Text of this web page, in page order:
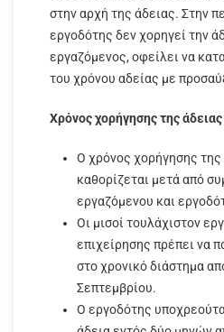
στην αρχή της άδειας. Στην
εργοδότης δεν χορηγεί την
εργαζόμενος, οφείλει να
του χρόνου αδείας με
Χρόνος χορήγησης της άδειας
Ο χρόνος χορήγησης της
καθορίζεται μετά από
εργαζόμενου και
Οι μισοί τουλάχιστον
επιχείρησης πρέπει να
στο χρονικό διάστημα
Σεπτεμβρίου.
Ο εργοδότης